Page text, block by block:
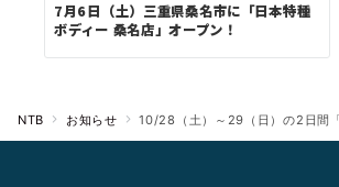
7月6日（土）三重県桑名市に「日本特種
ボディー 桑名店」オープン！
NTB お知らせ 10/28（土）～29（日）の2日間「湘南台ファンタジア」（神奈川県藤